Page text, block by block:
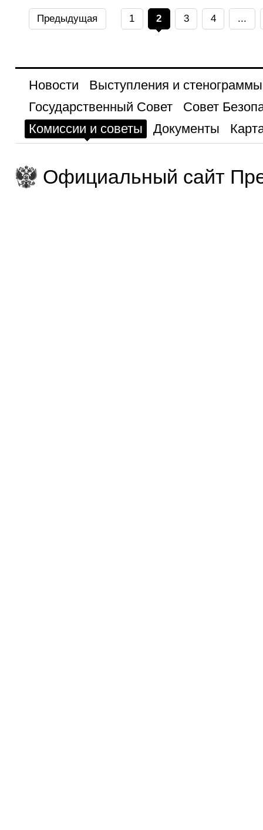
Предыдущая 1 2 3 4 ...
Новости
Выступления и стенограммы
Государственный Совет
Совет
Комиссии и советы
Документы
Официальный сайт